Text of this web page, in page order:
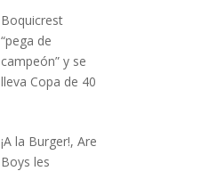
Boquicrest
“pega de
campeón” y se
lleva Copa de 40
¡A la Burger!, Are
Boys les